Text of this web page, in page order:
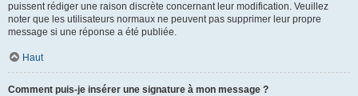
puissent rédiger une raison discrète concernant leur modification. Veuillez
noter que les utilisateurs normaux ne peuvent pas supprimer leur propre
message si une réponse a été publiée.
Haut
Comment puis-je insérer une signature à mon message ?